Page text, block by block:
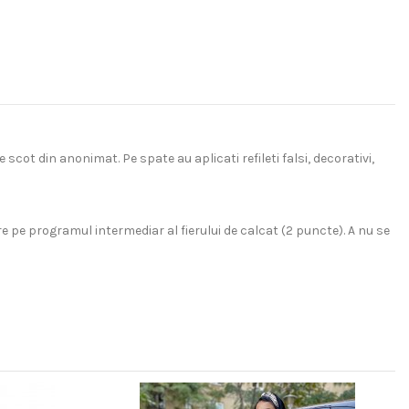
din anonimat. Pe spate au aplicati refileti falsi, decorativi,
pe programul intermediar al fierului de calcat (2 puncte). A nu se
coasere si finisare sa fie realizate la calitate optima
finite sa aiba tinuta perfecta, sa isi pastreze culoarea si